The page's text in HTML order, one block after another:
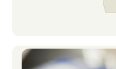
oft Stücke
schneiden
Lust zum